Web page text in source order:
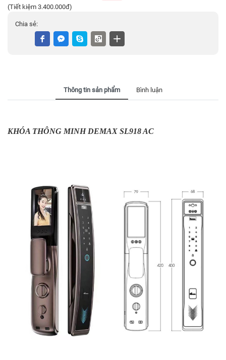
(Tiết kiệm 3.400.000đ)
Chia sẻ:
Thông tin sản phẩm Bình luận
KHÓA THÔNG MINH DEMAX SL918 AC